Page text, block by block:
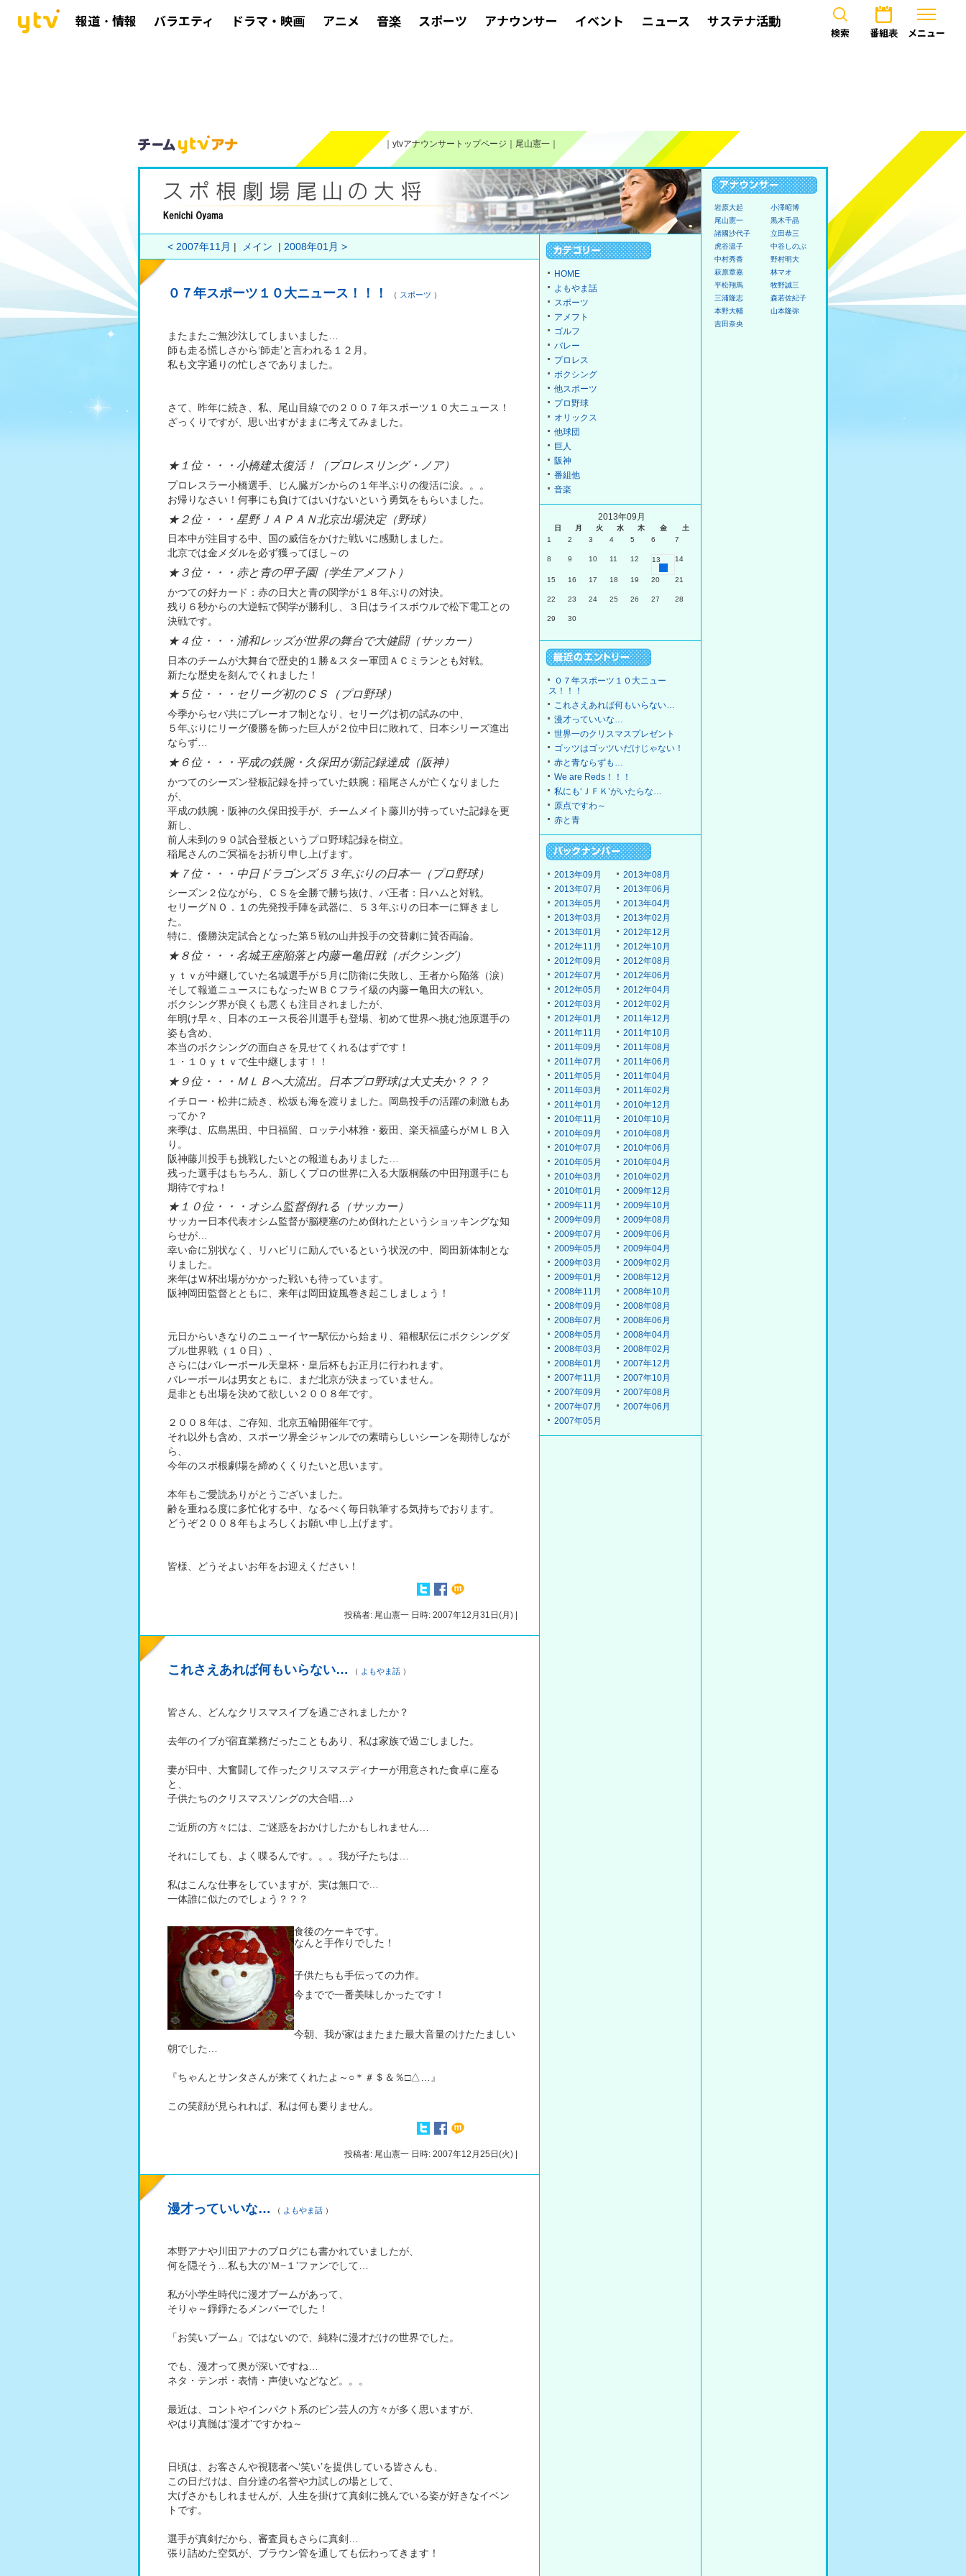
報道・情報 バラエティ ドラマ・映画 アニメ 音楽 スポーツ アナウンサー イベント ニュース サステナ活動
検索 番組表 メニュー
ytvアナウンサートップページ 尾山憲一
< 2007年11月 メイン 2008年01月 >
０７年スポーツ１０大ニュース！！！ （ スポーツ ）
またまたご無沙汰してしまいました…
師も走る慌しさから‘師走’と言われる１２月。
私も文字通りの忙しさでありました。
さて、昨年に続き、私、尾山目線での２００７年スポーツ１０大ニュース！
ざっくりですが、思い出すがままに考えてみました。
★１位・・・小橋建太復活！（プロレスリング・ノア）
プロレスラー小橋選手、じん臓ガンからの１年半ぶりの復活に涙。。。
お帰りなさい！何事にも負けてはいけないという勇気をもらいました。
★２位・・・星野ＪＡＰＡＮ北京出場決定（野球）
日本中が注目する中、国の威信をかけた戦いに感動しました。
北京では金メダルを必ず獲ってほし～の
★３位・・・赤と青の甲子園（学生アメフト）
かつての好カード：赤の日大と青の関学が１８年ぶりの対決。
残り６秒からの大逆転で関学が勝利し、３日はライスボウルで松下電工との
決戦です。
★４位・・・浦和レッズが世界の舞台で大健闘（サッカー）
日本のチームが大舞台で歴史的１勝＆スター軍団ＡＣミランとも対戦。
新たな歴史を刻んでくれました！
★５位・・・セリーグ初のＣＳ（プロ野球）
今季からセパ共にプレーオフ制となり、セリーグは初の試みの中、
５年ぶりにリーグ優勝を飾った巨人が２位中日に敗れて、日本シリーズ進出
ならず…
★６位・・・平成の鉄腕・久保田が新記録達成（阪神）
かつてのシーズン登板記録を持っていた鉄腕：稲尾さんが亡くなりました
が、
平成の鉄腕・阪神の久保田投手が、チームメイト藤川が持っていた記録を更
新し、
前人未到の９０試合登板というプロ野球記録を樹立。
稲尾さんのご冥福をお祈り申し上げます。
★７位・・・中日ドラゴンズ５３年ぶりの日本一（プロ野球）
シーズン２位ながら、ＣＳを全勝で勝ち抜け、パ王者：日ハムと対戦。
セリーグＮＯ．１の先発投手陣を武器に、５３年ぶりの日本一に輝きまし
た。
特に、優勝決定試合となった第５戦の山井投手の交替劇に賛否両論。
★８位・・・名城王座陥落と内藤ー亀田戦（ボクシング）
ｙｔｖが中継していた名城選手が５月に防衛に失敗し、王者から陥落（涙）
そして報道ニュースにもなったＷＢＣフライ級の内藤ー亀田大の戦い。
ボクシング界が良くも悪くも注目されましたが、
年明け早々、日本のエース長谷川選手も登場、初めて世界へ挑む池原選手の
姿も含め、
本当のボクシングの面白さを見せてくれるはずです！
１・１０ｙｔｖで生中継します！！
★９位・・・ＭＬＢへ大流出。日本プロ野球は大丈夫か？？？
イチロー・松井に続き、松坂も海を渡りました。岡島投手の活躍の刺激もあ
ってか？
来季は、広島黒田、中日福留、ロッテ小林雅・薮田、楽天福盛らがＭＬＢ入
り。
阪神藤川投手も挑戦したいとの報道もありました…
残った選手はもちろん、新しくプロの世界に入る大阪桐蔭の中田翔選手にも
期待ですね！
★１０位・・・オシム監督倒れる（サッカー）
サッカー日本代表オシム監督が脳梗塞のため倒れたというショッキングな知
らせが…
幸い命に別状なく、リハビリに励んでいるという状況の中、岡田新体制とな
りました。
来年はＷ杯出場がかかった戦いも待っています。
阪神岡田監督とともに、来年は岡田旋風巻き起こしましょう！
元日からいきなりのニューイヤー駅伝から始まり、箱根駅伝にボクシングダ
ブル世界戦（１０日）、
さらにはバレーボール天皇杯・皇后杯もお正月に行われます。
バレーボールは男女ともに、まだ北京が決まっていません。
是非とも出場を決めて欲しい２００８年です。
２００８年は、ご存知、北京五輪開催年です。
それ以外も含め、スポーツ界全ジャンルでの素晴らしいシーンを期待しなが
ら、
今年のスポ根劇場を締めくくりたいと思います。
本年もご愛読ありがとうございました。
齢を重ねる度に多忙化する中、なるべく毎日執筆する気持ちでおります。
どうぞ２００８年もよろしくお願い申し上げます。
皆様、どうそよいお年をお迎えください！
投稿者: 尾山憲一 日時: 2007年12月31日(月) |
これさえあれば何もいらない… （ よもやま話 ）
皆さん、どんなクリスマスイブを過ごされましたか？
去年のイブが宿直業務だったこともあり、私は家族で過ごしました。
妻が日中、大奮闘して作ったクリスマスディナーが用意された食卓に座る
と、
子供たちのクリスマスソングの大合唱…♪
ご近所の方々には、ご迷惑をおかけしたかもしれません…
それにしても、よく喋るんです。。。我が子たちは…
私はこんな仕事をしていますが、実は無口で…
一体誰に似たのでしょう？？？
食後のケーキです。
なんと手作りでした！
子供たちも手伝っての力作。
今までで一番美味しかったです！
今朝、我が家はまたまた最大音量のけたたましい
朝でした…
『ちゃんとサンタさんが来てくれたよ～○＊＃＄＆％□△…』
この笑顔が見られれば、私は何も要りません。
投稿者: 尾山憲一 日時: 2007年12月25日(火) |
漫才っていいな… （ よもやま話 ）
本野アナや川田アナのブログにも書かれていましたが、
何を隠そう…私も大の‘Ｍ−１’ファンでして…
私が小学生時代に漫才ブームがあって、
そりゃ～錚錚たるメンバーでした！
「お笑いブーム」ではないので、純粋に漫才だけの世界でした。
でも、漫才って奥が深いですね…
ネタ・テンポ・表情・声使いなどなど。。。
最近は、コントやインパクト系のピン芸人の方々が多く思いますが、
やはり真髄は‘漫才’ですかね～
日頃は、お客さんや視聴者へ‘笑い’を提供している皆さんも、
この日だけは、自分達の名誉や力試しの場として、
大げさかもしれませんが、人生を掛けて真剣に挑んでいる姿が好きなイベン
トです。
選手が真剣だから、審査員もさらに真剣…
張り詰めた空気が、ブラウン管を通しても伝わってきます！
HOME
よもやま話
スポーツ
アメフト
ゴルフ
バレー
プロレス
ボクシング
他スポーツ
プロ野球
オリックス
他球団
巨人
阪神
番組他
音楽
2013年09月
日 月 火 水 木 金
土
1
2 3 4 5 6 7
8 9 10 11 12 13 14
15 16 17 18 19 20 21
22 23 24 25 26 27 28
29 30
０７年スポーツ１０大ニュー
ス！！！
これさえあれば何もいらない…
漫才っていいな…
世界一のクリスマスプレゼント
ゴッツはゴッツいだけじゃない！
赤と青ならずも…
We are Reds！！！
私にも‘ＪＦＫ’がいたらな…
原点ですわ～
赤と青
2013年09月
2013年08月
2013年07月
2013年06月
2013年05月
2013年04月
2013年03月
2013年02月
2013年01月
2012年12月
2012年11月
2012年10月
2012年09月
2012年08月
2012年07月
2012年06月
2012年05月
2012年04月
2012年03月
2012年02月
2012年01月
2011年12月
2011年11月
2011年10月
2011年09月
2011年08月
2011年07月
2011年06月
2011年05月
2011年04月
2011年03月
2011年02月
2011年01月
2010年12月
2010年11月
2010年10月
2010年09月
2010年08月
2010年07月
2010年06月
2010年05月
2010年04月
2010年03月
2010年02月
2010年01月
2009年12月
2009年11月
2009年10月
2009年09月
2009年08月
2009年07月
2009年06月
2009年05月
2009年04月
2009年03月
2009年02月
2009年01月
2008年12月
2008年11月
2008年10月
2008年09月
2008年08月
2008年07月
2008年06月
2008年05月
2008年04月
2008年03月
2008年02月
2008年01月
2007年12月
2007年11月
2007年10月
2007年09月
2007年08月
2007年07月
2007年06月
2007年05月
岩原大起
小澤昭博
尾山憲一
黒木千晶
諸國沙代子
立田恭三
虎谷温子
中谷しのぶ
中村秀香
野村明大
萩原章嘉
林マオ
平松翔馬
牧野誠三
三浦隆志
森若佐紀子
本野大輔
山本隆弥
吉田奈央